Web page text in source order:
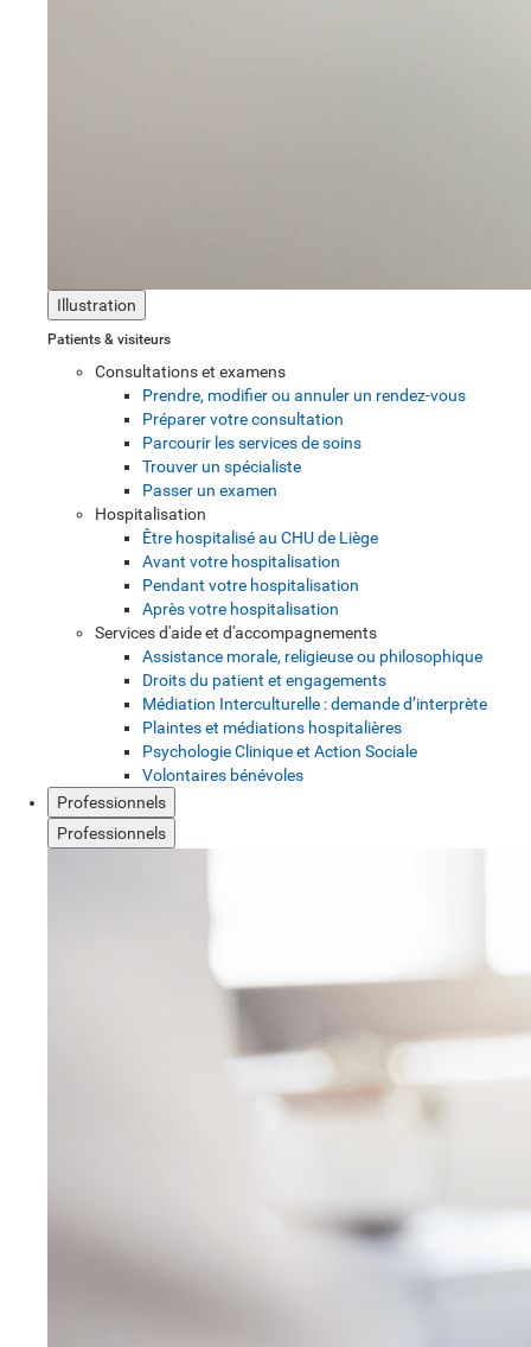
Illustration
Patients & visiteurs
Consultations et examens
Prendre, modifier ou annuler un rendez-vous
Préparer votre consultation
Parcourir les services de soins
Trouver un spécialiste
Passer un examen
Hospitalisation
Être hospitalisé au CHU de Liège
Avant votre hospitalisation
Pendant votre hospitalisation
Après votre hospitalisation
Services d'aide et d'accompagnements
Assistance morale, religieuse ou philosophique
Droits du patient et engagements
Médiation Interculturelle : demande d’interprète
Plaintes et médiations hospitalières
Psychologie Clinique et Action Sociale
Volontaires bénévoles
Professionnels
Professionnels